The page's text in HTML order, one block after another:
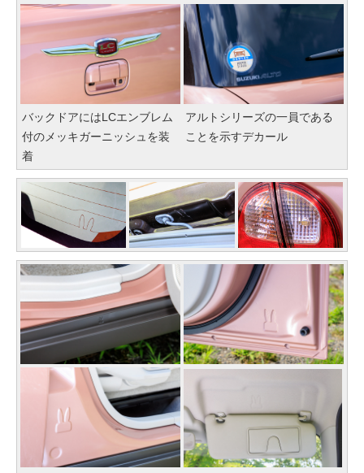
バックドアにはLCエンブレム
付のメッキガーニッシュを装
着
アルトシリーズの一員である
ことを示すデカール